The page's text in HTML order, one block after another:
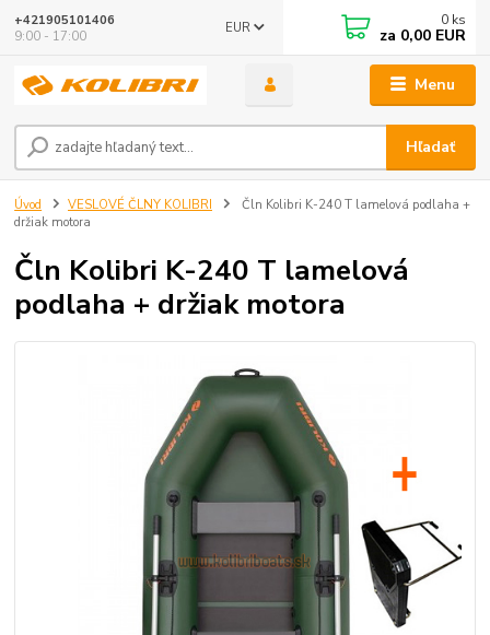
Menu
EUR
Hľadať
+421905101406
9:00 - 17:00
0 ks
za 0,00 EUR
Úvod VESLOVÉ ČLNY KOLIBRI
Čln Kolibri K-240 T lamelová podlaha +
držiak motora
Čln Kolibri K-240 T lamelová
podlaha + držiak motora